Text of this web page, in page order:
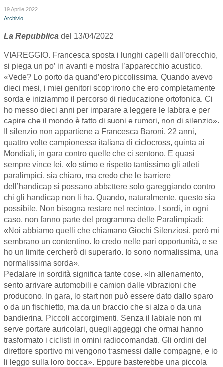
19 Aprile 2022
Archivio
La Repubblica del 13/04/2022
VIAREGGIO. Francesca sposta i lunghi capelli dall’orecchio,
si piega un po’ in avanti e mostra l’apparecchio acustico.
«Vede? Lo porto da quand’ero piccolissima. Quando avevo
dieci mesi, i miei genitori scoprirono che ero completamente
sorda e iniziammo il percorso di rieducazione ortofonica. Ci
ho messo dieci anni per imparare a leggere le labbra e per
capire che il mondo è fatto di suoni e rumori, non di silenzio».
Il silenzio non appartiene a Francesca Baroni, 22 anni,
quattro volte campionessa italiana di ciclocross, quinta ai
Mondiali, in gara contro quelle che ci sentono. E quasi
sempre vince lei. «Io stimo e rispetto tantissimo gli atleti
paralimpici, sia chiaro, ma credo che le barriere
dell’handicap si possano abbattere solo gareggiando contro
chi gli handicap non li ha. Quando, naturalmente, questo sia
possibile. Non bisogna restare nel recinto». I sordi, in ogni
caso, non fanno parte del programma delle Paralimpiadi:
«Noi abbiamo quelli che chiamano Giochi Silenziosi, però mi
sembrano un contentino. Io credo nelle pari opportunità, e se
ho un limite cercherò di superarlo. Io sono normalissima, una
normalissima sorda».
Pedalare in sordità significa tante cose. «In allenamento,
sento arrivare automobili e camion dalle vibrazioni che
producono. In gara, lo start non può essere dato dallo sparo
o da un fischietto, ma da un braccio che si alza o da una
bandierina. Piccoli accorgimenti. Senza il labiale non mi
serve portare auricolari, quegli aggeggi che ormai hanno
trasformato i ciclisti in omini radiocomandati. Gli ordini del
direttore sportivo mi vengono trasmessi dalle compagne, e io
li leggo sulla loro bocca». Eppure basterebbe una piccola